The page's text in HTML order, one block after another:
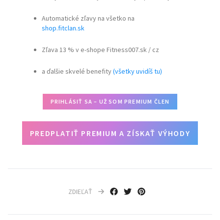
Automatické zľavy na všetko na
shop.fitclan.sk
Zľava 13 % v e-shope Fitness007.sk / cz
a ďalšie skvelé benefity(všetky uvidíš tu)
PRIHLÁSIŤ SA – UŽ SOM PREMIUM ČLEN
PREDPLATIŤ PREMIUM A ZÍSKAŤ VÝHODY
ZDIEĽAŤ